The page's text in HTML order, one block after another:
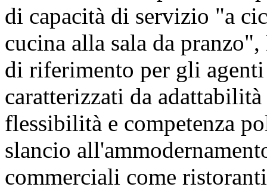
di capacità di servizio "a
cucina alla sala da
di riferimento per gli
caratterizzati da
flessibilità e competenza
slancio
commerciali come